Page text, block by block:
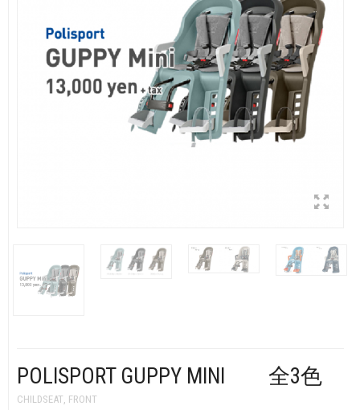
お問い合わせ
お買い物ガイド
POLISPORT GUPPY MINI 全3色
CHILDSEAT, FRONT